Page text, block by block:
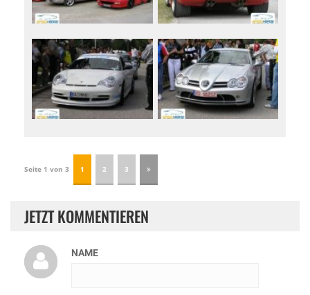
Seite 1 von 3 1 2 3
JETZT KOMMENTIEREN
NAME